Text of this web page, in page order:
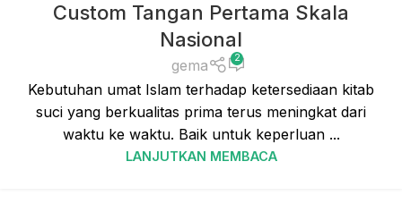
Custom Tangan Pertama Skala
Nasional
gema 2
Kebutuhan umat Islam terhadap ketersediaan kitab
suci yang berkualitas prima terus meningkat dari
waktu ke waktu. Baik untuk keperluan ...
LANJUTKAN MEMBACA